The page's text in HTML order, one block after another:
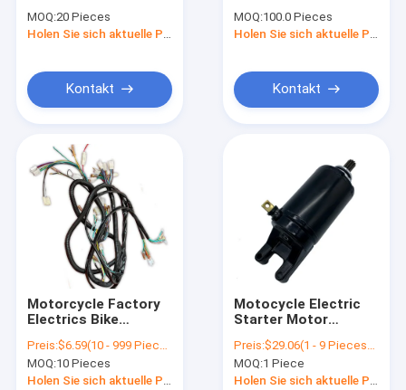
Part Indonesia
Electric Starter
MOQ:20 Pieces
Holen Sie sich aktuelle Preis
Kontakt
Motorcycle Starter
Motor
MOQ:100.0 Pieces
Holen Sie sich aktuelle Preis
Kontakt
Motorcycle Factory
Electrics Bike
Trailer Motorcycle
Motor Wiring
Assembly Har
Preis:$6.59(10 - 999 Pieces) $5.99(1000 - 1999 Pieces) $4.99(2000 - 2999 Pieces) $3.99(>=3000 Pieces)
MOQ:10 Pieces
Holen Sie sich aktuelle Preis
Motocycle Electric
Starter Motor
GSF600 GSF600S
GSF400 GSF650S
Bandit 600 31100-
Preis:$29.06(1 - 9 Pieces) $26.64(10 - 99 Pieces) $24.06(>=100 Pieces)
MOQ:1 Piece
Holen Sie sich aktuelle Preis